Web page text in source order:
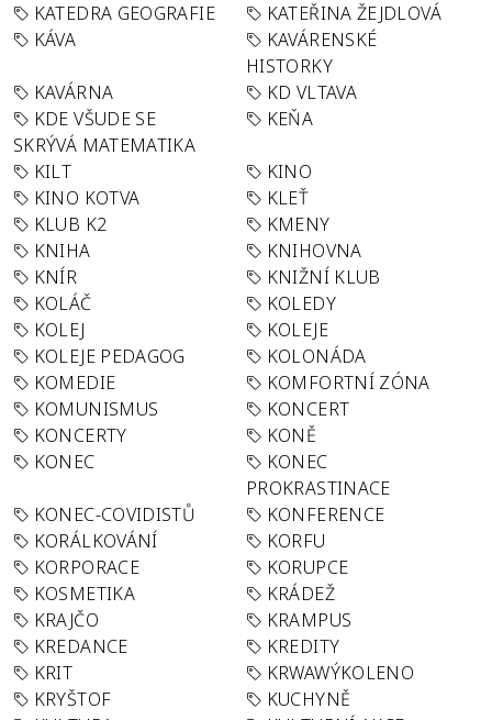
KATEDRA GEOGRAFIE
KATEŘINA ŽEJDLOVÁ
KÁVA
KAVÁRENSKÉ
HISTORKY
KAVÁRNA
KD VLTAVA
KDE VŠUDE SE
SKRÝVÁ MATEMATIKA
KEŇA
KILT
KINO
KINO KOTVA
KLEŤ
KLUB K2
KMENY
KNIHA
KNIHOVNA
KNÍR
KNIŽNÍ KLUB
KOLÁČ
KOLEDY
KOLEJ
KOLEJE
KOLEJE PEDAGOG
KOLONÁDA
KOMEDIE
KOMFORTNÍ ZÓNA
KOMUNISMUS
KONCERT
KONCERTY
KONĚ
KONEC
KONEC
PROKRASTINACE
KONEC-COVIDISTŮ
KONFERENCE
KORÁLKOVÁNÍ
KORFU
KORPORACE
KORUPCE
KOSMETIKA
KRÁDEŽ
KRAJČO
KRAMPUS
KREDANCE
KREDITY
KRIT
KRWAWÝKOLENO
KRYŠTOF
KUCHYNĚ